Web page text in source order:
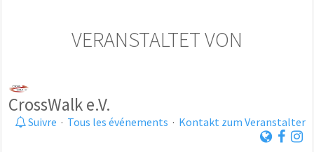
VERANSTALTET VON
CrossWalk e.V.
Suivre · Tous les événements · Kontakt zum Veranstalter